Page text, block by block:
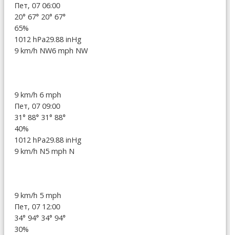
Пет, 07 06:00
20° 67° 20° 67°
65%
1012 hPa29.88 inHg
9 km/h NW6 mph NW
9 km/h 6 mph
Пет, 07 09:00
31° 88° 31° 88°
40%
1012 hPa29.88 inHg
9 km/h N5 mph N
9 km/h 5 mph
Пет, 07 12:00
34° 94° 34° 94°
30%